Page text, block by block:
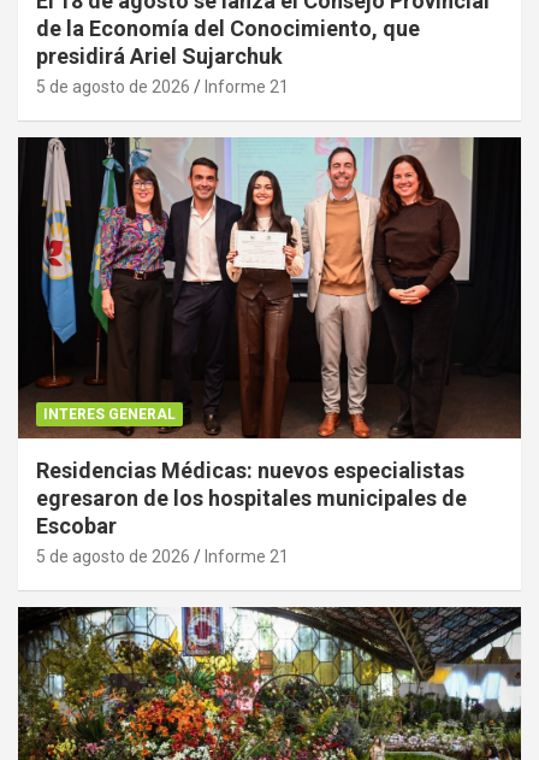
de la Economía del Conocimiento, que
presidirá Ariel Sujarchuk
5 de agosto de 2026 Informe 21
INTERES GENERAL
Residencias Médicas: nuevos especialistas
egresaron de los hospitales municipales de
Escobar
5 de agosto de 2026 Informe 21